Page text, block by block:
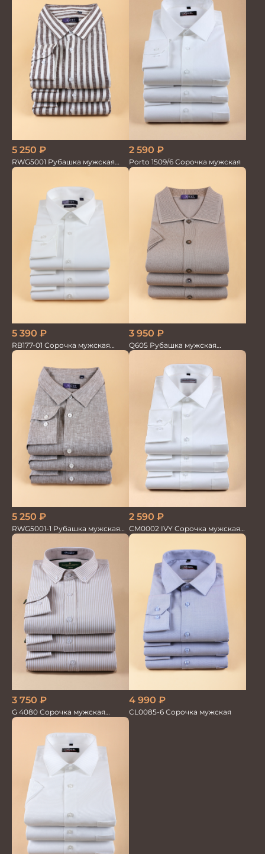
5 250 ₽
RWG5001 Рубашка мужская
дл.рукав беж. в полоску 100%
2 590 ₽
Porto 1509/6 Сорочка мужская
5 390 ₽
RB177-01 Сорочка мужская
слоновая кость
3 950 ₽
Q605 Рубашка мужская
кор.рукав беж. с тенселем
5 250 ₽
RWG5001-1 Рубашка мужская
дл.рукав беж. 100%лён
2 590 ₽
CM0002 IVY Сорочка мужская
шампань
3 750 ₽
G 4080 Сорочка мужская
бежевый
4 990 ₽
CL0085-6 Сорочка мужская